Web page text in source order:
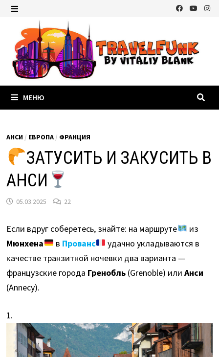
Перейти
содержимому
МЕНЮ
АНСИ / ЕВРОПА / ФРАНЦИЯ
ЗАТУСИТЬ И ЗАКУСИТЬ В
АНСИ
05.03.2025 22
Если вдруг соберетесь, знайте: на маршруте
из
Мюнхена
в Прованс
удачно укладываются в
качестве транзитной ночевки два варианта —
французские города Гренобль (Grenoble) илиАнси
(Annecy).
1.